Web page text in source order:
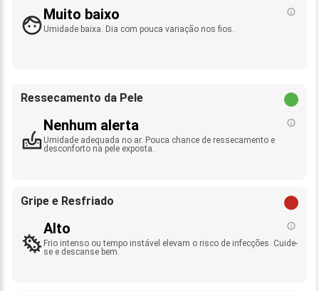
Muito baixo
Umidade baixa. Dia com pouca variação nos fios.
Ressecamento da Pele
Nenhum alerta
Umidade adequada no ar. Pouca chance de ressecamento e
desconforto na pele exposta.
Gripe e Resfriado
Alto
Frio intenso ou tempo instável elevam o risco de infecções. Cuide-
se e descanse bem.